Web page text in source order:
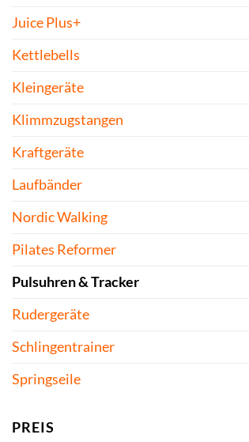
Juice Plus+
Kettlebells
Kleingeräte
Klimmzugstangen
Kraftgeräte
Laufbänder
Nordic Walking
Pilates Reformer
Pulsuhren & Tracker
Rudergeräte
Schlingentrainer
Springseile
PREIS